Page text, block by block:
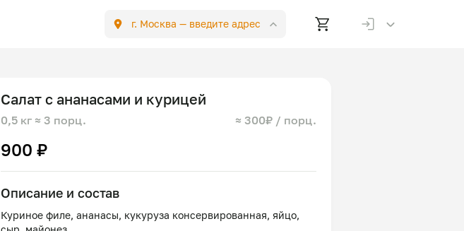
г. Москва — введите адрес
Салат с ананасами и курицей
0,5 кг ≈ 3 порц. ≈ 300₽ / порц.
900 ₽
Описание и состав
Куриное филе, ананасы, кукуруза консервированная, яйцо,